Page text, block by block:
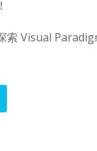
索 Visual